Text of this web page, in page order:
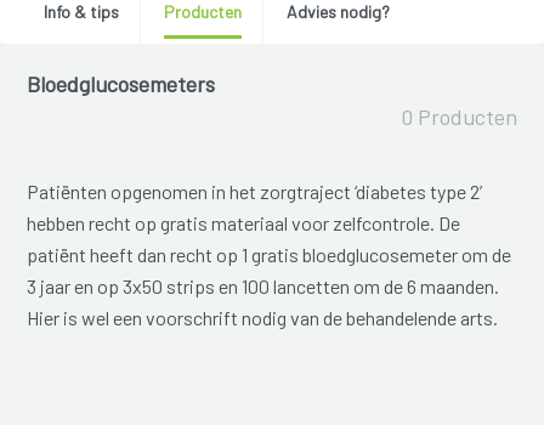
Info & tips Producten Advies nodig?
Bloedglucosemeters
0 Producten
Patiënten opgenomen in het zorgtraject ‘diabetes type 2’
hebben recht op gratis materiaal voor zelfcontrole. De
patiënt heeft dan recht op 1 gratis bloedglucosemeter om de
3 jaar en op 3x50 strips en 100 lancetten om de 6 maanden.
Hier is wel een voorschrift nodig van de behandelende arts.